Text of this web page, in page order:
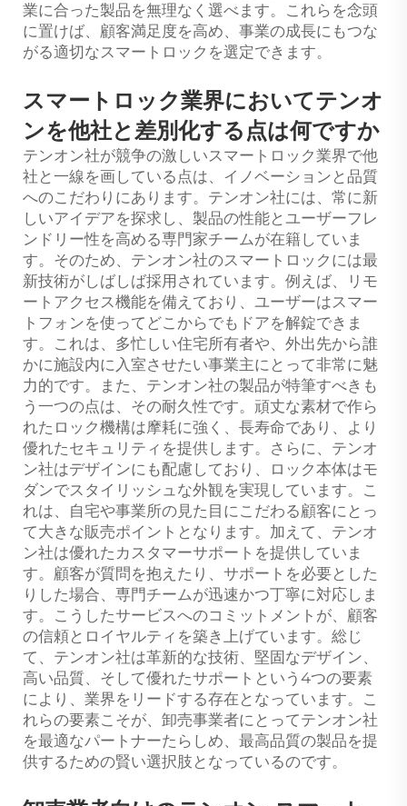
業に合った製品を無理なく選べます。これらを念頭
に置けば、顧客満足度を高め、事業の成長にもつな
がる適切なスマートロックを選定できます。
スマートロック業界においてテンオ
ンを他社と差別化する点は何ですか
テンオン社が競争の激しいスマートロック業界で他
社と一線を画している点は、イノベーションと品質
へのこだわりにあります。テンオン社には、常に新
しいアイデアを探求し、製品の性能とユーザーフレ
ンドリー性を高める専門家チームが在籍していま
す。そのため、テンオン社のスマートロックには最
新技術がしばしば採用されています。例えば、リモ
ートアクセス機能を備えており、ユーザーはスマー
トフォンを使ってどこからでもドアを解錠できま
す。これは、多忙しい住宅所有者や、外出先から誰
かに施設内に入室させたい事業主にとって非常に魅
力的です。また、テンオン社の製品が特筆すべきも
う一つの点は、その耐久性です。頑丈な素材で作ら
れたロック機構は摩耗に強く、長寿命であり、より
優れたセキュリティを提供します。さらに、テンオ
ン社はデザインにも配慮しており、ロック本体はモ
ダンでスタイリッシュな外観を実現しています。こ
れは、自宅や事業所の見た目にこだわる顧客にとっ
て大きな販売ポイントとなります。加えて、テンオ
ン社は優れたカスタマーサポートを提供していま
す。顧客が質問を抱えたり、サポートを必要とした
りした場合、専門チームが迅速かつ丁寧に対応しま
す。こうしたサービスへのコミットメントが、顧客
の信頼とロイヤルティを築き上げています。総じ
て、テンオン社は革新的な技術、堅固なデザイン、
高い品質、そして優れたサポートという4つの要素
により、業界をリードする存在となっています。こ
れらの要素こそが、卸売事業者にとってテンオン社
を最適なパートナーたらしめ、最高品質の製品を提
供するための賢い選択肢となっているのです。